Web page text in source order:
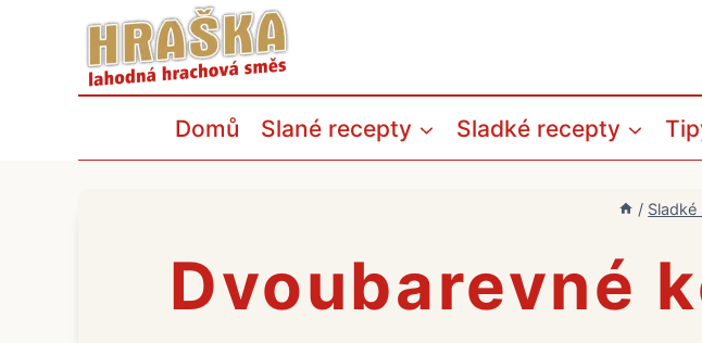
Domů Slané recepty Sladké recepty
/
Dvoubarevné